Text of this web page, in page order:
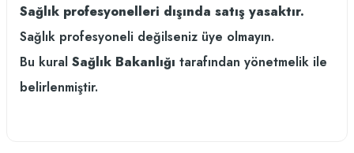
Sağlık profesyonelleri dışında satış yasaktır.
Sağlık profesyoneli değilseniz üye olmayın.
Bu kural Sağlık Bakanlığı tarafından yönetmelik ile
belirlenmiştir.